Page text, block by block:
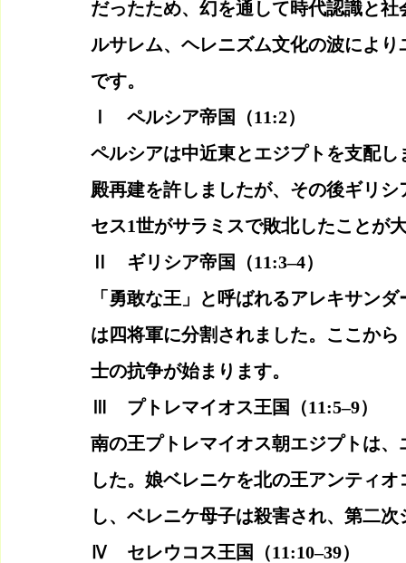
だったため、幻を通して時代認識と
ルサレム、ヘレニズム文化の波によ
です。
Ⅰ　ペルシア帝国（11:2）
ペルシアは中近東とエジプトを支配
殿再建を許しましたが、その後ギリ
セス1世がサラミスで敗北したことが
Ⅱ　ギリシア帝国（11:3–4）
「勇敢な王」と呼ばれるアレキサン
は四将軍に分割されました。ここか
士の抗争が始まります。
Ⅲ　プトレマイオス王国（11:5–9）
南の王プトレマイオス朝エジプトは
した。娘ベレニケを北の王アンティ
し、ベレニケ母子は殺害され、第二
Ⅳ　セレウコス王国（11:10–39）